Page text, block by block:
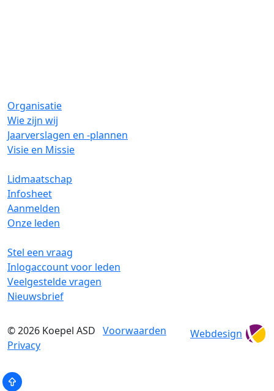
Organisatie
Wie zijn wij
Jaarverslagen en -plannen
Visie en Missie
Lidmaatschap
Infosheet
Aanmelden
Onze leden
Stel een vraag
Inlogaccount voor leden
Veelgestelde vragen
Nieuwsbrief
© 2026 Koepel ASD Voorwaarden
Privacy
Webdesign